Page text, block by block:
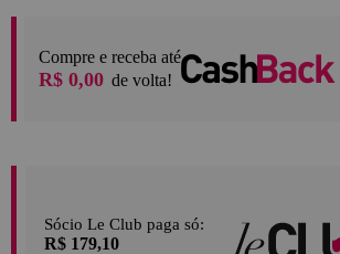
Compre e receba até
R$ 0,00 de volta!
Sócio Le Club paga só:
R$ 179,10